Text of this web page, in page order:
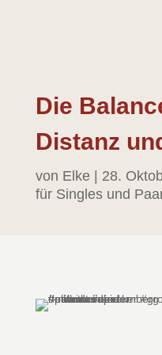
Die
Distanz
von Elke| 28.
für Singles und